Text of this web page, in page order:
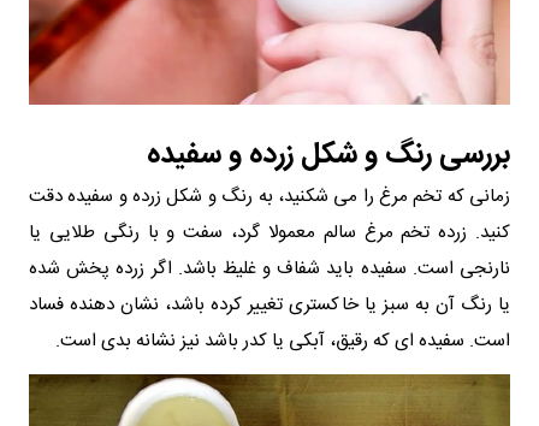
بررسی رنگ و شکل زرده و سفیده
زمانی که تخم مرغ را می‌ شکنید، به رنگ و شکل زرده و سفیده دقت
کنید. زرده تخم مرغ سالم معمولا گرد، سفت و با رنگی طلایی یا
نارنجی است. سفیده باید شفاف و غلیظ باشد. اگر زرده پخش شده
یا رنگ آن به سبز یا خاکستری تغییر کرده باشد، نشان‌ دهنده فساد
است. سفیده‌ ای که رقیق، آبکی یا کدر باشد نیز نشانه بدی است.